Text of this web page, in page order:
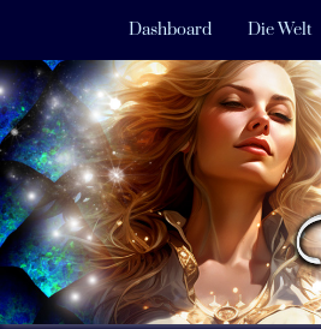
Dashboard Die Welt